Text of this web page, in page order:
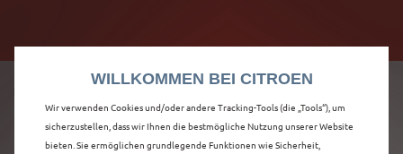
WILLKOMMEN BEI CITROEN
Wir verwenden Cookies und/oder andere Tracking-Tools (die „Tools“), um
sicherzustellen, dass wir Ihnen die bestmögliche Nutzung unserer Website
bieten. Sie ermöglichen grundlegende Funktionen wie Sicherheit,